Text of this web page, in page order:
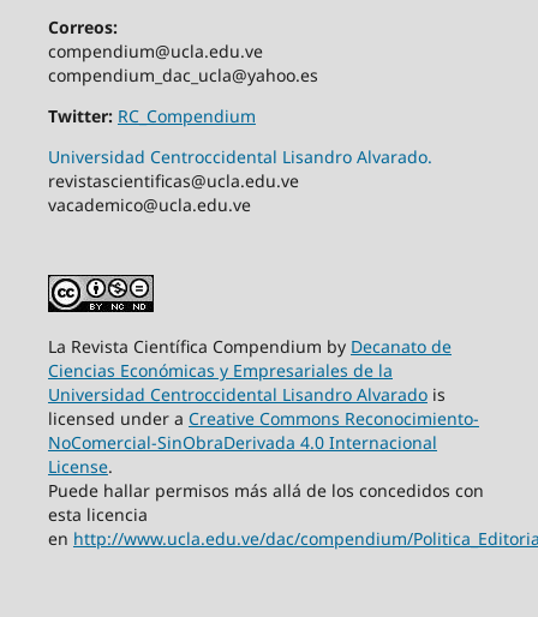
Correos:
compendium@ucla.edu.ve
compendium_dac_ucla@yahoo.es
Twitter: RC_Compendium
Universidad Centroccidental Lisandro Alvarado.
revistascientificas@ucla.edu.ve
vacademico@ucla.edu.ve
La Revista Científica Compendium by Decanato de
Ciencias Económicas y Empresariales de la
Universidad Centroccidental Lisandro Alvaradois
licensed under a Creative Commons Reconocimiento-
NoComercial-SinObraDerivada 4.0 Internacional
License.
Puede hallar permisos más allá de los concedidos con
esta licencia
en http://www.ucla.edu.ve/dac/compendium/